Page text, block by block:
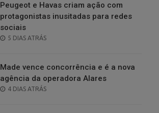
Peugeot e Havas criam ação com
protagonistas inusitadas para redes
sociais
POSTED
5 DIAS ATRÁS
Made vence concorrência e é a nova
agência da operadora Alares
POSTED
4 DIAS ATRÁS